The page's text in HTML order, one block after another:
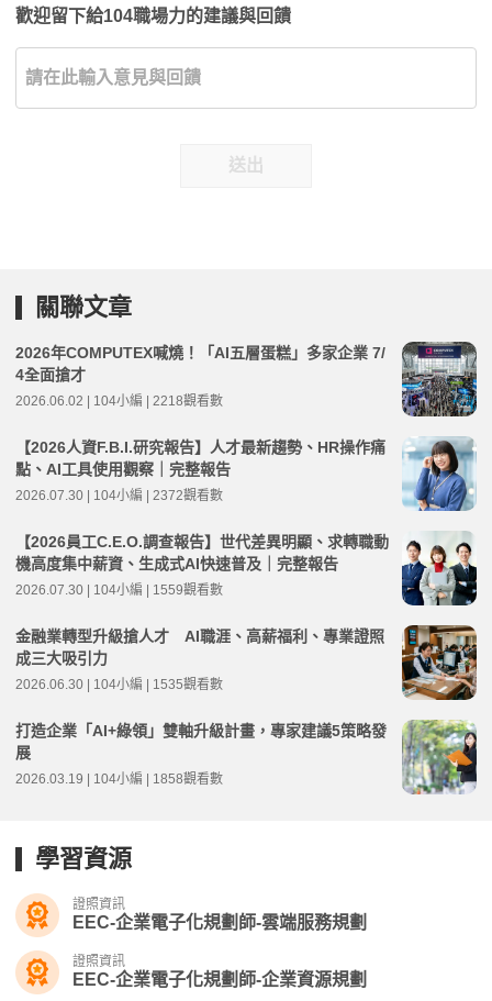
歡迎留下給104職場力的建議與回饋
送出
關聯文章
2026年COMPUTEX喊燒！「AI五層蛋糕」多家企業 7/
4全面搶才
2026.06.02 | 104小編 | 2218觀看數
【2026人資F.B.I.研究報告】人才最新趨勢、HR操作痛
點、AI工具使用觀察｜完整報告
2026.07.30 | 104小編 | 2372觀看數
【2026員工C.E.O.調查報告】世代差異明顯、求轉職動
機高度集中薪資、生成式AI快速普及｜完整報告
2026.07.30 | 104小編 | 1559觀看數
金融業轉型升級搶人才 AI職涯、高薪福利、專業證照
成三大吸引力
2026.06.30 | 104小編 | 1535觀看數
打造企業「AI+綠領」雙軸升級計畫，專家建議5策略發
展
2026.03.19 | 104小編 | 1858觀看數
學習資源
證照資訊
EEC-企業電子化規劃師-雲端服務規劃
證照資訊
EEC-企業電子化規劃師-企業資源規劃